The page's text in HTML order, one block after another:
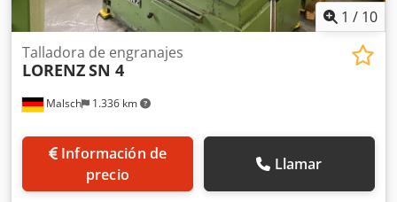
1 / 10
Malsch 1.336 km
Talladora de engranajes
LORENZSN 4
Información de
precio
Llamar